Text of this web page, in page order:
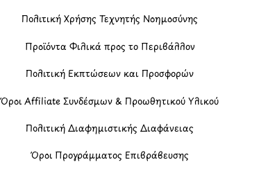
Πολιτική Χρήσης Τεχνητής Νοημοσύνης
Προϊόντα Φιλικά προς το Περιβάλλον
Πολιτική Εκπτώσεων και Προσφορών
Όροι Affiliate Συνδέσμων & Προωθητικού Υλικού
Πολιτική Διαφημιστικής Διαφάνειας
Όροι Προγράμματος Επιβράβευσης